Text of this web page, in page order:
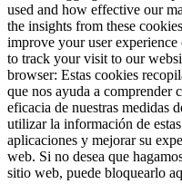
used and how effective our
the insights from these
improve your user
to track your visit to our
browser: Estas cookies
que nos ayuda a comprender
eficacia de nuestras medidas
utilizar la información de
aplicaciones y mejorar su
web. Si no desea que
sitio web, puede bloquearlo